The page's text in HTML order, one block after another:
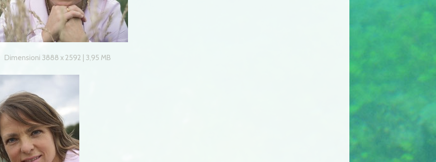
Dimensioni 3888 x 2592 | 3,95 MB